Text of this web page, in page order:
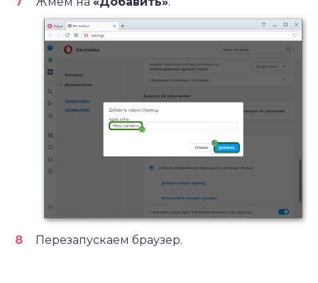
Перезапускаем браузер.